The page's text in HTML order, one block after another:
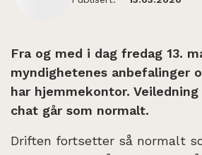
Fra og med i dag fredag 13.
myndighetenes anbefalinger
har hjemmekontor.
chat går som normalt.
Driften fortsetter så normalt